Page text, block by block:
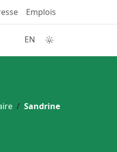
Emplois
EN
Sandrine